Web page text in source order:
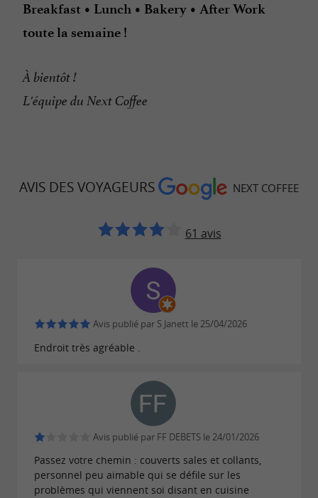
Breakfast • Lunch • Bakery • After Work
toute la semaine !
À bientôt !
L'équipe du Next Coffee
AVIS DES VOYAGEURS NEXT COFFEE
61 avis
Avis publié par S Janett le 25/04/2026
Endroit très agréable .
Avis publié par FF DEBETS le 24/01/2026
Passez votre chemin : couverts sales et collants,
personnel peu aimable qui se défile sur les
problèmes qui viennent soi disant en cuisine